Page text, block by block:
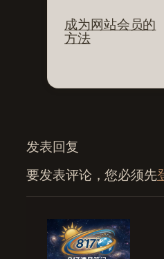
成为网站会员的
方法
发表回复
要发表评论，您必须先